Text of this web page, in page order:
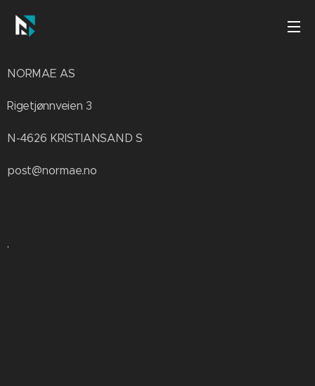
NORMAE AS
Rigetjønnveien 3
N-4626 KRISTIANSAND S
post@normae.no
.